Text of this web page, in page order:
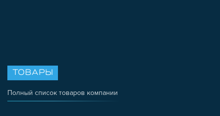
ТОВАРЫ
Полный список товаров компании